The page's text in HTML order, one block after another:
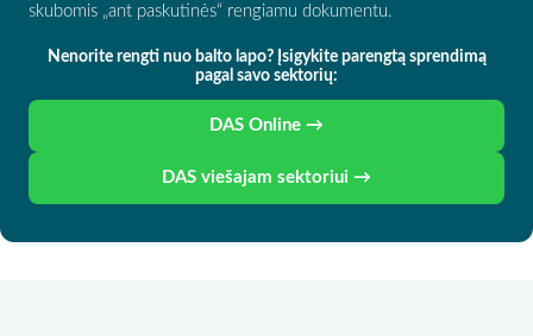
skubomis „ant paskutinės“ rengiamu dokumentu.
Nenorite rengti nuo balto lapo? Įsigykite parengtą sprendimą
pagal savo sektorių:
DAS Online →
DAS viešajam sektoriui →